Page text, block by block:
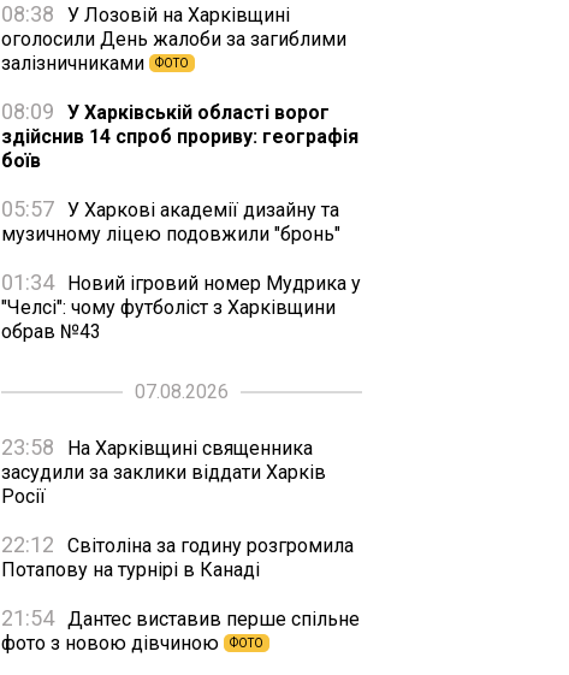
08:38
У Лозовій на Харківщині
оголосили День жалоби за загиблими
залізничниками
ФОТО
08:09
У Харківській області ворог
здійснив 14 спроб прориву: географія
боїв
05:57 У Харкові академії дизайну та
музичному ліцею подовжили "бронь"
01:34
Новий ігровий номер Мудрика у
"Челсі": чому футболіст з Харківщини
обрав №43
07.08.2026
23:58
На Харківщині священника
засудили за заклики віддати Харків
Росії
22:12
Світоліна за годину розгромила
Потапову на турнірі в Канаді
21:54 Дантес виставив перше спільне
фото з новою дівчиною
ФОТО